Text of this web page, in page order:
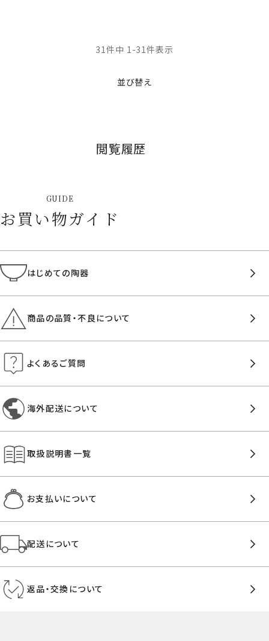
並び替え
31件中 1-31件表示
閲覧履歴
GUIDE
お買い物ガイド
はじめての陶器
商品の品質・不良について
よくあるご質問
海外配送について
取扱説明書一覧
お支払いについて
配送について
返品・交換について